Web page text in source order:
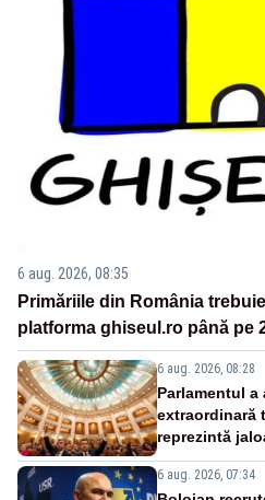
6 aug. 2026, 08:35
Primăriile din România
platforma ghiseul.ro până pe
6 aug. 2026, 08:28
Parlamentul
extraordinară
reprezintă
6 aug. 2026, 07:34